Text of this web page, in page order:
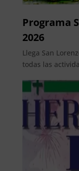
Programa
2026
Llega San
todas las